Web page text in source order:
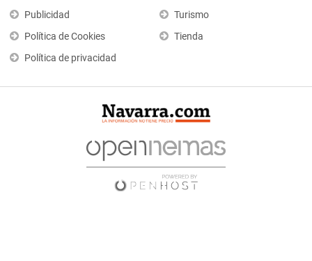
Publicidad
Política de Cookies
Política de privacidad
Turismo
Tienda